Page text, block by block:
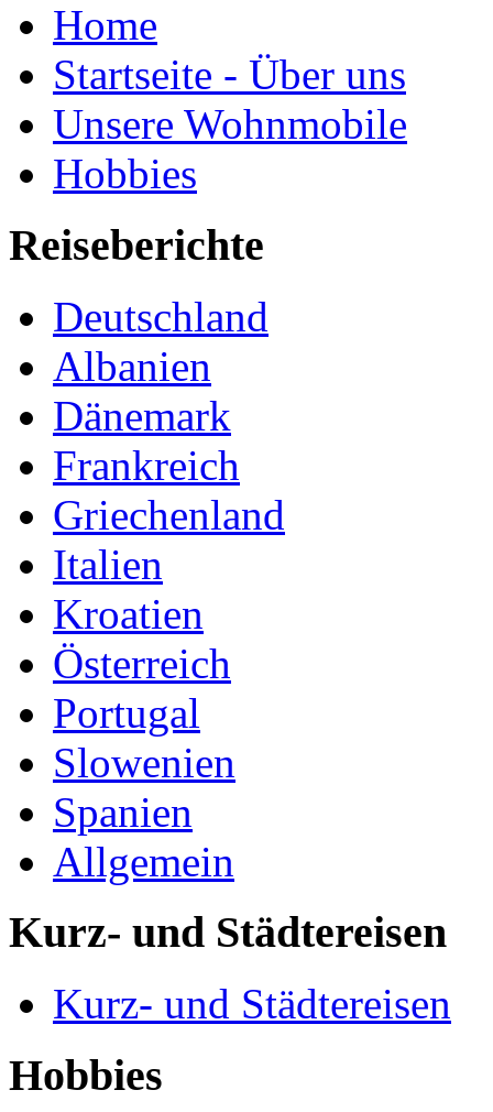
Home
Startseite - Über uns
Unsere Wohnmobile
Hobbies
Reiseberichte
Deutschland
Albanien
Dänemark
Frankreich
Griechenland
Italien
Kroatien
Österreich
Portugal
Slowenien
Spanien
Allgemein
Kurz- und Städtereisen
Kurz- und Städtereisen
Hobbies